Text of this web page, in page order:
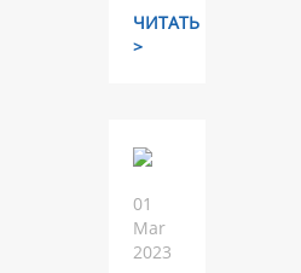
ЧИТАТЬ
>
01
Mar
2023